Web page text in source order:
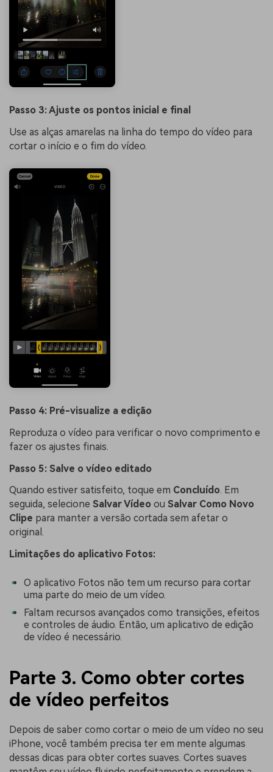
Passo 3: Ajuste os pontos inicial e final
Use as alças amarelas na linha do tempo do vídeo para
cortar o início e o fim do vídeo.
Passo 4: Pré-visualize a edição
Reproduza o vídeo para verificar o novo comprimento e
fazer os ajustes finais.
Passo 5: Salve o vídeo editado
Quando estiver satisfeito, toque em Concluído. Em
seguida, selecione Salvar Vídeo ou Salvar Como Novo
Clipe para manter a versão cortada sem afetar o
original.
Limitações do aplicativo Fotos:
O aplicativo Fotos não tem um recurso para cortar
uma parte do meio de um vídeo.
Faltam recursos avançados como transições, efeitos
e controles de áudio. Então, um aplicativo de edição
de vídeo é necessário.
Parte 3. Como obter cortes
de vídeo perfeitos
Depois de saber como cortar o meio de um vídeo no seu
iPhone, você também precisa ter em mente algumas
dessas dicas para obter cortes suaves. Cortes suaves